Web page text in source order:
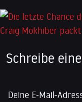
Schreibe
Deine E-Mail-